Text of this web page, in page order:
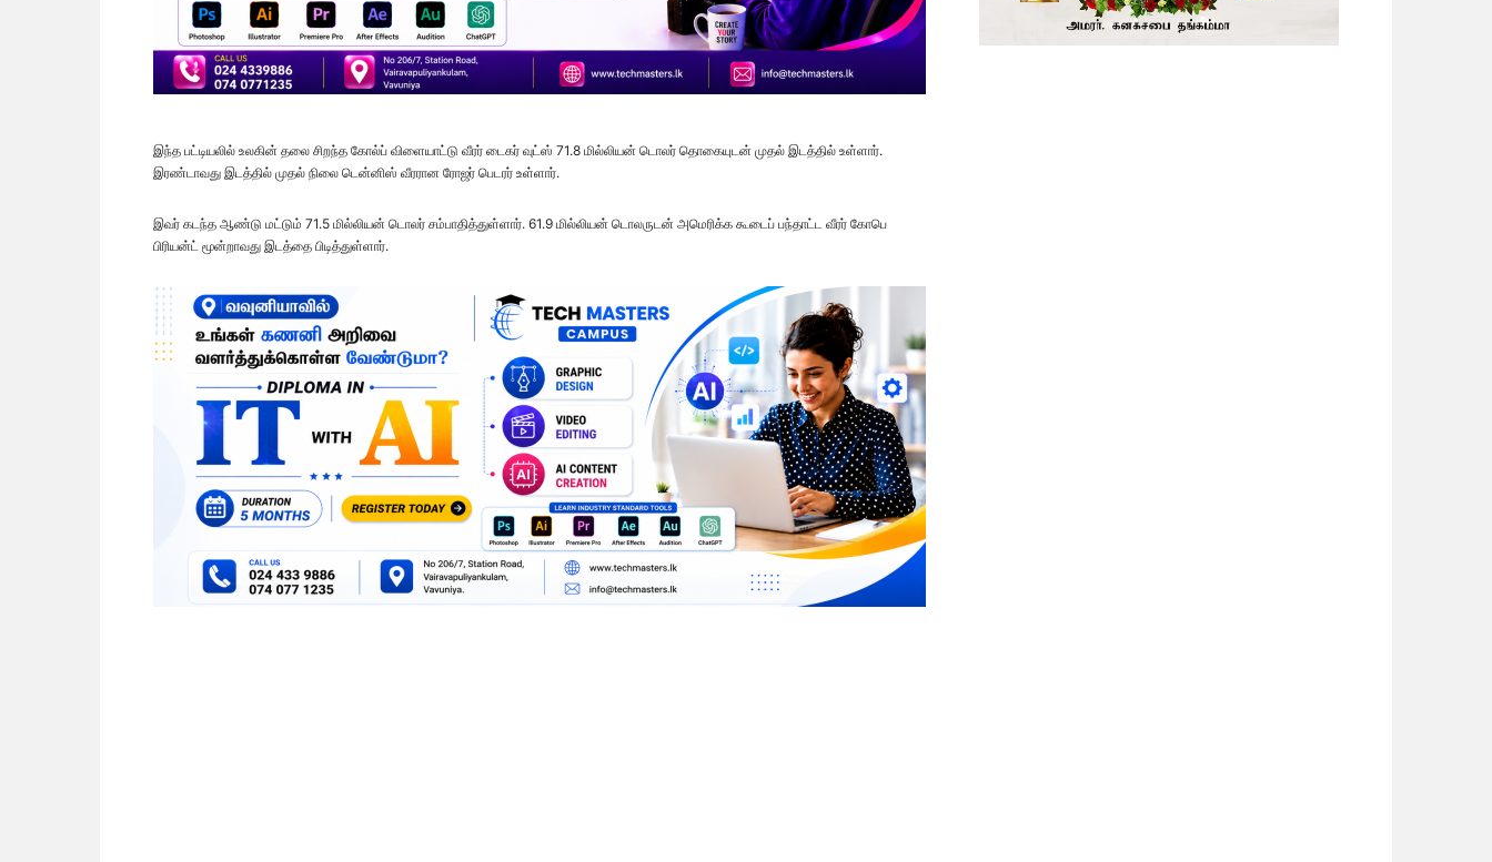
இந்த பட்டியலில் உலகின் தலை சிறந்த கோல்ப் விளையாட்டு வீரர் டைகர் வுட்ஸ் 71.8 மில்லியன் டொலர் தொகையுடன் முதல் இடத்தில் உள்ளார்.
இரண்டாவது இடத்தில் முதல் நிலை டென்னிஸ் வீரரான ரோஜர் பெடரர் உள்ளார்.
இவர் கடந்த ஆண்டு மட்டும் 71.5 மில்லியன் டொலர் சம்பாதித்துள்ளார். 61.9 மில்லியன் டொலருடன் அமெரிக்க கூடைப் பந்தாட்ட வீரர் கோபெ
பிரியன்ட் மூன்றாவது இடத்தை பிடித்துள்ளார்.